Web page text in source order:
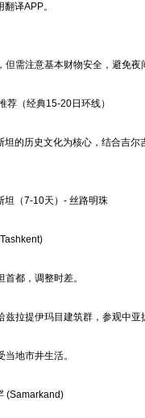
译APP。
需注意基本财物安全，避免夜
荐（经典15-20日环线）
坦的历史文化为核心，结合吉尔
坦（7-10天）- 丝路明珠
都，调整时差。
拉提伊玛目建筑群，参观中亚
地市井生活。
(Samarkand)